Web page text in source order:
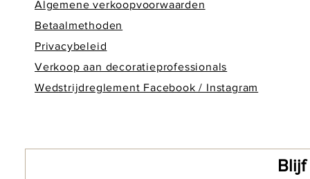
Algemene verkoopvoorwaarden
Betaalmethoden
Privacybeleid
Verkoop aan decoratieprofessionals
Wedstrijdreglement Facebook / Instagram